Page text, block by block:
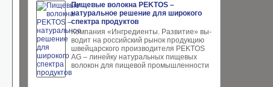
Пищевые волокна PEKTOS –
натуральное решение для широкого
спектра продуктов
Компания «Ингредиенты. Развитие» вы­
водит на российский рынок продукцию
швей­царского производителя PEKTOS
AG – ли­нейку натуральных пищевых
волокон для пи­щевой промышленности